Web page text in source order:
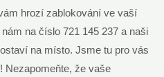
hrozí zablokování ve vaší
na číslo 721 145 237 a naši
na místo. Jsme tu pro vás
Nezapomeňte, že vaše